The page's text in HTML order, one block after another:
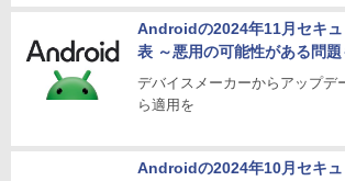
Androidの2024年11月セキュ
表 ～悪用の可能性がある問
デバイスメーカーからアップデ
ら適用を
Androidの2024年10月セキュ